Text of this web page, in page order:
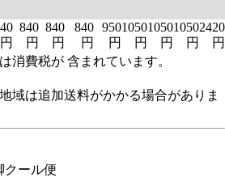
円
840
円
840
円
840
円
950
円
1050
円
1050
円
1050
円
2420
円
消費税が 含まれています。
域は追加送料がかかる場合がありま
クール便